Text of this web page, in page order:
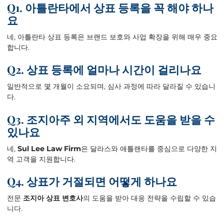
Q1. 아틀란타에서 상표 등록을 꼭 해야 하나
요
네, 아틀란타 상표 등록은 브랜드 보호와 사업 확장을 위해 매우 중요
합니다.
Q2. 상표 등록에 얼마나 시간이 걸리나요
일반적으로 몇 개월이 소요되며, 심사 과정에 따라 달라질 수 있습니
다.
Q3. 조지아주 외 지역에서도 도움을 받을 수
있나요
네, Sul Lee Law Firm은 달라스와 애틀랜타를 중심으로 다양한 지
역 고객을 지원합니다.
Q4. 상표가 거절되면 어떻게 하나요
전문 조지아 상표 변호사의 도움을 받아 대응 전략을 수립할 수 있습
니다.